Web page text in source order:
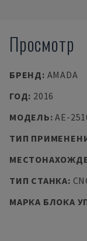
Просмотр
БРЕНД: AMADA
ГОД: 2016
МОДЕЛЬ:AE-
ТИП
ТИП СТАНКА:
МАРКА БЛОКА